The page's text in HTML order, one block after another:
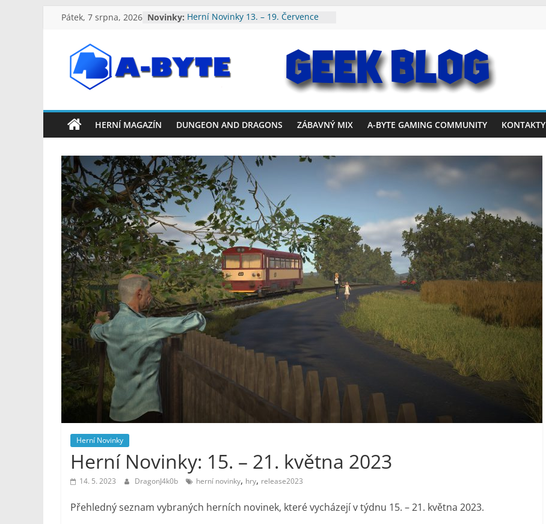
Přeskočit
Pátek, 7 srpna, 2026 Novinky: Herní Novinky 13. – 19. Července
Herní Novinky 3. – 9. Srpna 2026
Herní Novinky 27. Července – 2.
2026
A-
Byte:
Geek
Blog
A-
Byte
Blog
–
Geek
Noviny
HERNÍ MAGAZÍN DUNGEON AND DRAGONS ZÁBAVNÝ MIX A-BYTE GAMING COMMUNITY KONTAKTY
Herní Novinky
Herní Novinky: 15. – 21. května 2023
14. 5. 2023 DragonJ4k0b herní novinky, hry, release2023
Přehledný seznam vybraných herních novinek, které vycházejí v týdnu 15. – 21. května 2023.